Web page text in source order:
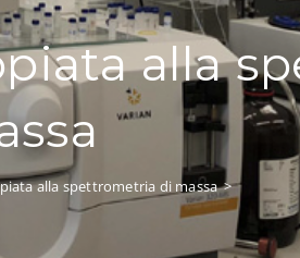
alla
alla spettrometria di massa >